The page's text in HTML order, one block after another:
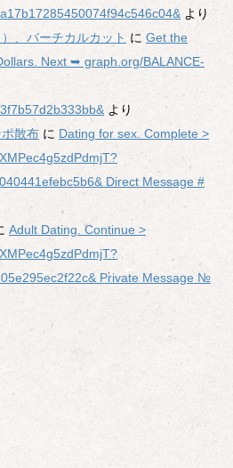
より
、バーチカルカット に Get the
Next ➥ graph.org/BALANCE-
より
散布 に Dating for sex. Complete >
Direct Message #
Adult Dating. Continue >
Private Message №